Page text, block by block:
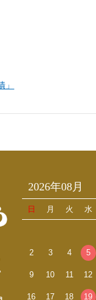
」
2026年08月
日 月 火 水
2 3 4 5
9 10 11 12
16 17 18 19